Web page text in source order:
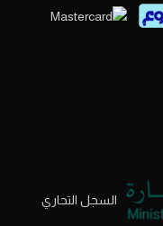
السجل التحاري